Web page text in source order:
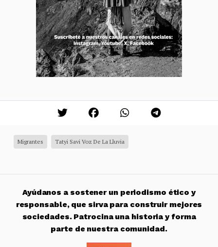
Migrantes Tatyi Savi Voz De La Lluvia
Ayúdanos a sostener un periodismo ético y
responsable, que sirva para construir mejores
sociedades. Patrocina una historia y forma
parte de nuestra comunidad.